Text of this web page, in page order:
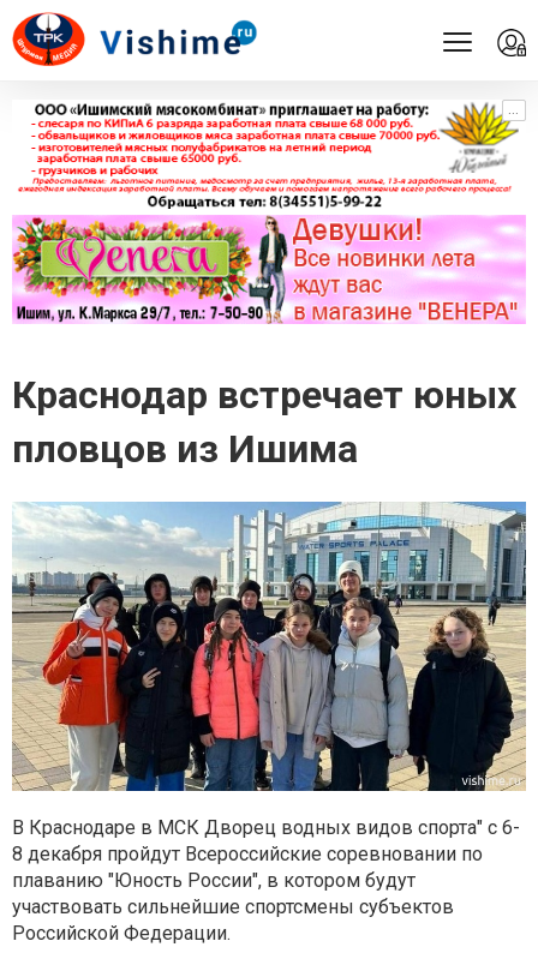
...
...
Краснодар встречает юных
пловцов из Ишима
В Краснодаре в МСК Дворец водных видов спорта" с 6-
8 декабря пройдут Всероссийские соревновании по
плаванию "Юность России", в котором будут
участвовать сильнейшие спортсмены субъектов
Российской Федерации.